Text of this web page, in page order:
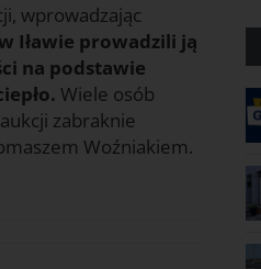
wprowadzając
Iławie prowadzili ją
na podstawie
Wiele osób
zabraknie
Woźniakiem.